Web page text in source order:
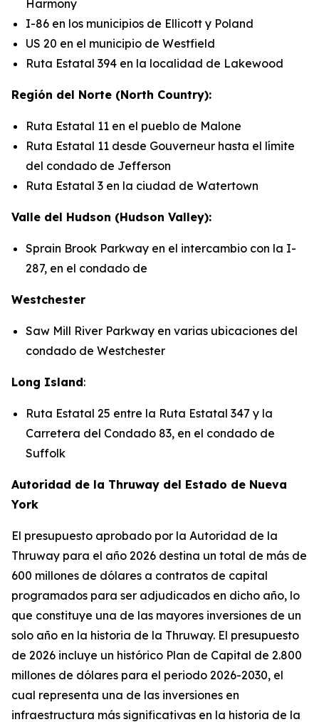
Harmony
I-86 en los municipios de Ellicott y Poland
US 20 en el municipio de Westfield
Ruta Estatal 394 en la localidad de Lakewood
Región del Norte (North Country):
Ruta Estatal 11 en el pueblo de Malone
Ruta Estatal 11 desde Gouverneur hasta el límite
del condado de Jefferson
Ruta Estatal 3 en la ciudad de Watertown
Valle del Hudson (Hudson Valley):
Sprain Brook Parkway en el intercambio con la I-
287, en el condado de
Westchester
Saw Mill River Parkway en varias ubicaciones del
condado de Westchester
Long Island:
Ruta Estatal 25 entre la Ruta Estatal 347 y la
Carretera del Condado 83, en el condado de
Suffolk
Autoridad de la Thruway del Estado de Nueva
York
El presupuesto aprobado por la Autoridad de la
Thruway para el año 2026 destina un total de más de
600 millones de dólares a contratos de capital
programados para ser adjudicados en dicho año, lo
que constituye una de las mayores inversiones de un
solo año en la historia de la Thruway. El presupuesto
de 2026 incluye un histórico Plan de Capital de 2.800
millones de dólares para el periodo 2026-2030, el
cual representa una de las inversiones en
infraestructura más significativas en la historia de la